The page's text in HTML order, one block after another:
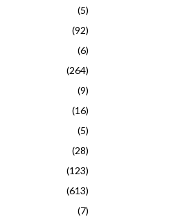
(5)
(92)
(6)
(264)
(9)
(16)
(5)
(28)
(123)
(613)
(7)